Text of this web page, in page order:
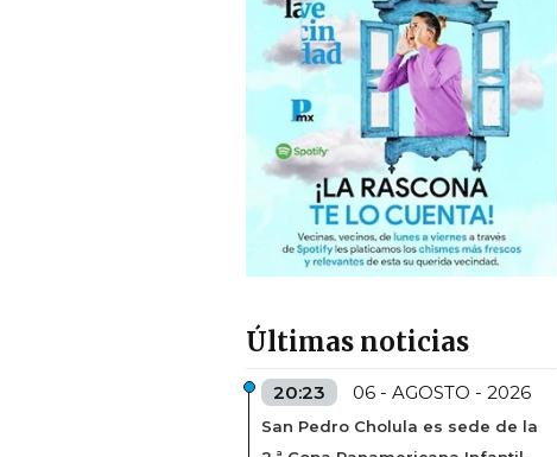
Últimas noticias
20:23 06 - AGOSTO - 2026
San Pedro Cholula es sede de la